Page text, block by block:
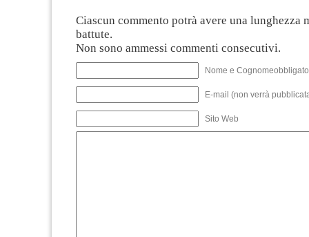
Ciascun commento potrà avere una lunghezza
battute.
Non sono ammessi commenti consecutivi.
Nome e
E-mail (non verrà
Sito Web